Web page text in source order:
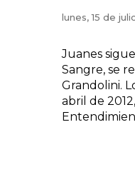
lunes, 15 de
Juanes
Sangre, se
Grandolini.
abril de